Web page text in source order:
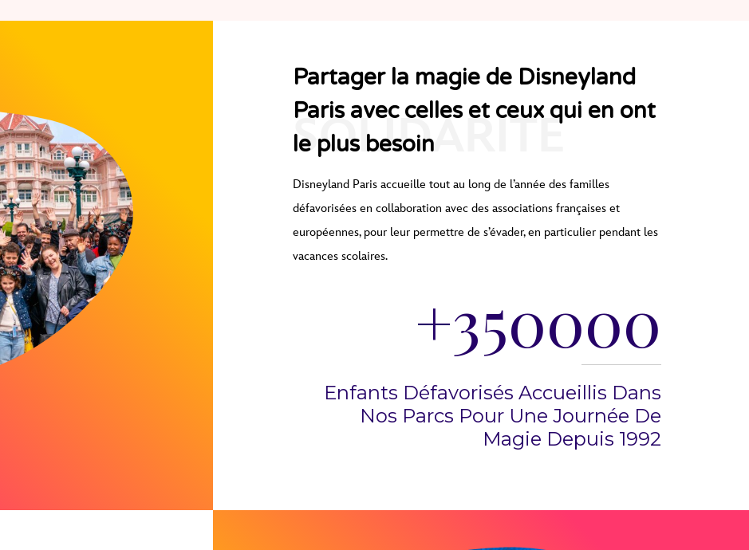
SOLIDARITÉ
Partager la magie de Disneyland
Paris avec celles et ceux qui en ont
le plus besoin
Disneyland Paris accueille tout au long de l’année des familles
défavorisées en collaboration avec des associations françaises et
européennes, pour leur permettre de s’évader, en particulier pendant les
vacances scolaires.
+350000
Enfants Défavorisés Accueillis Dans
Nos Parcs Pour Une Journée De
Magie Depuis 1992